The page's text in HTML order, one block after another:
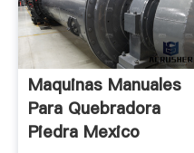
Maquinas Manuales
Para Quebradora
Piedra Mexico